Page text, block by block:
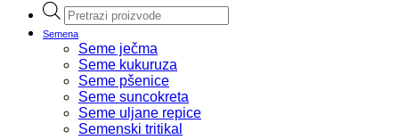
Products
search
Semena
Seme ječma
Seme kukuruza
Seme pšenice
Seme suncokreta
Seme uljane repice
Semenski tritikal